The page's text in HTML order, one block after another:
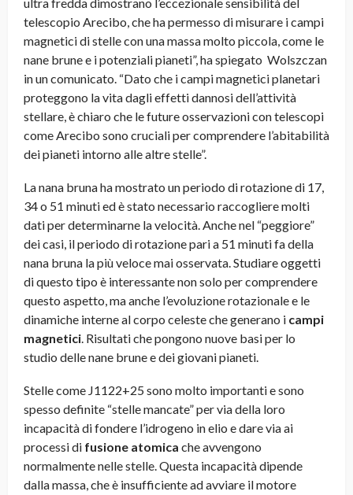
ultra fredda dimostrano l’eccezionale sensibilità del
telescopio Arecibo, che ha permesso di misurare i campi
magnetici di stelle con una massa molto piccola, come le
nane brune e i potenziali pianeti”, ha spiegato Wolszczan
in un comunicato. “Dato che i campi magnetici planetari
proteggono la vita dagli effetti dannosi dell’attività
stellare, è chiaro che le future osservazioni con telescopi
come Arecibo sono cruciali per comprendere l’abitabilità
dei pianeti intorno alle altre stelle”.
La nana bruna ha mostrato un periodo di rotazione di 17,
34 o 51 minuti ed è stato necessario raccogliere molti
dati per determinarne la velocità. Anche nel “peggiore”
dei casi, il periodo di rotazione pari a 51 minuti fa della
nana bruna la più veloce mai osservata. Studiare oggetti
di questo tipo è interessante non solo per comprendere
questo aspetto, ma anche l’evoluzione rotazionale e le
dinamiche interne al corpo celeste che generano i campi
magnetici. Risultati che pongono nuove basi per lo
studio delle nane brune e dei giovani pianeti.
Stelle come J1122+25 sono molto importanti e sono
spesso definite “stelle mancate” per via della loro
incapacità di fondere l’idrogeno in elio e dare via ai
processi di fusione atomica che avvengono
normalmente nelle stelle. Questa incapacità dipende
dalla massa, che è insufficiente ad avviare il motore